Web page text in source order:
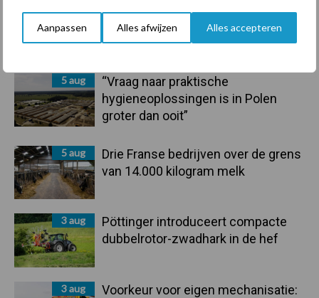
Aanpassen Alles afwijzen Alles accepteren
Primaire
Recent nieuws Partner nieuws
5 aug
“Vraag naar praktische
hygieneoplossingen is in Polen
groter dan ooit”
5 aug
Drie Franse bedrijven over de grens
van 14.000 kilogram melk
3 aug
Pöttinger introduceert compacte
dubbelrotor-zwadhark in de hef
3 aug
Voorkeur voor eigen mechanisatie: